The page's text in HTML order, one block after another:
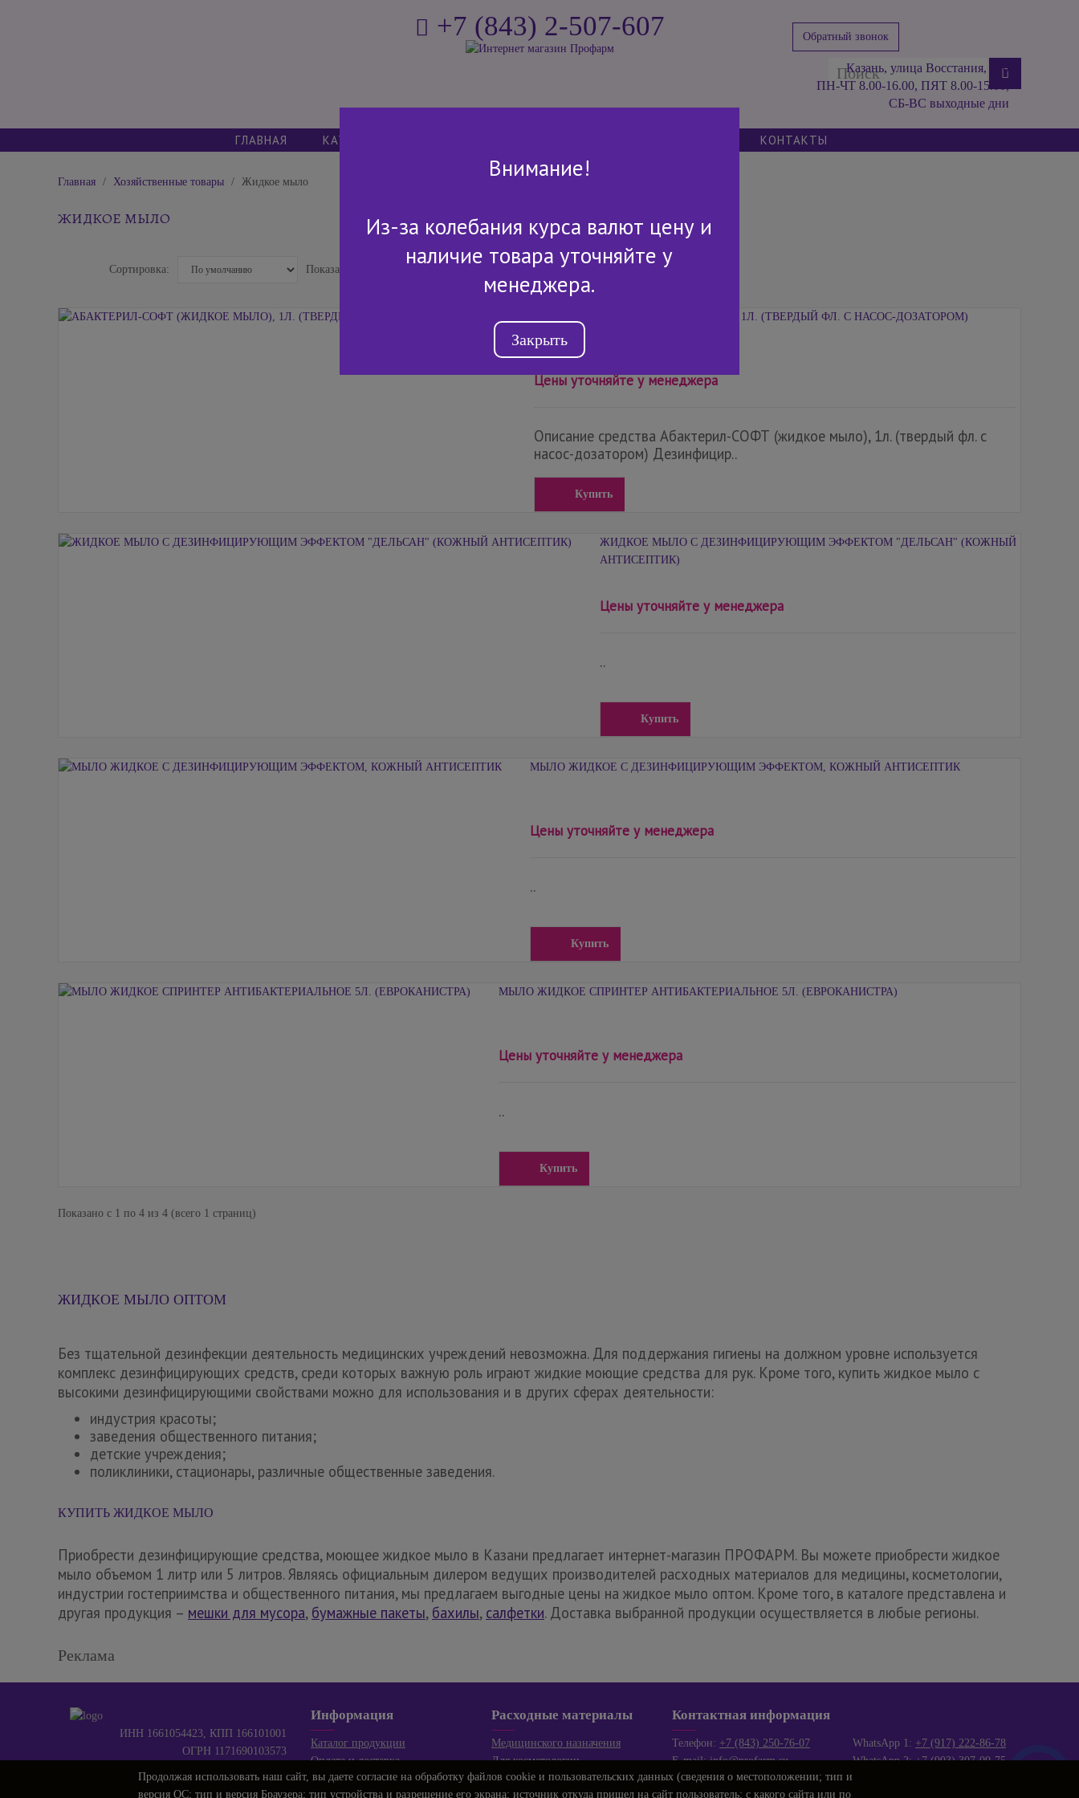
+7 (843) 2-507-607 Обратный звонок
Казань, улица Восстания, 100
ПН-ЧТ 8.00-16.00, ПЯТ 8.00-15.00,
СБ-ВС выходные дни
ГЛАВНАЯ КАТАЛОГ ПРОДУКЦИИ КОНТАКТЫ
Главная Хозяйственные товары Жидкое мыло
ЖИДКОЕ МЫЛО
Сортировка: Показать:
АБАКТЕРИЛ-СОФТ (ЖИДКОЕ МЫЛО), 1Л. (ТВЕРДЫЙ ФЛ. С НАСОС-ДОЗАТОРОМ)
Цены уточняйте у менеджера
Описание средства Абактерил-СОФТ (жидкое мыло), 1л. (твердый фл. с
насос-дозатором) Дезинфицир..
Купить
ЖИДКОЕ МЫЛО С ДЕЗИНФИЦИРУЮЩИМ ЭФФЕКТОМ "ДЕЛЬСАН" (КОЖНЫЙ
АНТИСЕПТИК)
Цены уточняйте у менеджера
..
Купить
МЫЛО ЖИДКОЕ С ДЕЗИНФИЦИРУЮЩИМ ЭФФЕКТОМ, КОЖНЫЙ АНТИСЕПТИК
Цены уточняйте у менеджера
..
Купить
МЫЛО ЖИДКОЕ СПРИНТЕР АНТИБАКТЕРИАЛЬНОЕ 5Л. (ЕВРОКАНИСТРА)
Цены уточняйте у менеджера
..
Купить
Показано с 1 по 4 из 4 (всего 1 страниц)
ЖИДКОЕ МЫЛО ОПТОМ
Без тщательной дезинфекции деятельность медицинских учреждений невозможна. Для поддержания гигиены на должном уровне используется
комплекс дезинфицирующих средств, среди которых важную роль играют жидкие моющие средства для рук. Кроме того, купить жидкое мыло с
высокими дезинфицирующими свойствами можно для использования и в других сферах деятельности:
индустрия красоты;
заведения общественного питания;
детские учреждения;
поликлиники, стационары, различные общественные заведения.
КУПИТЬ ЖИДКОЕ МЫЛО
Приобрести дезинфицирующие средства, моющее жидкое мыло в Казани предлагает интернет-магазин ПРОФАРМ. Вы можете приобрести жидкое
мыло объемом 1 литр или 5 литров. Являясь официальным дилером ведущих производителей расходных материалов для медицины, косметологии,
индустрии гостеприимства и общественного питания, мы предлагаем выгодные цены на жидкое мыло оптом. Кроме того, в каталоге представлена и
другая продукция – мешки для мусора, бумажные пакеты, бахилы, салфетки. Доставка выбранной продукции осуществляется в любые регионы.
Реклама
ИНН 1661054423, КПП 166101001
ОГРН 1171690103573
Купить 3D забор и заказать монтаж под
Информация
Каталог продукции
Оплата и доставка
О компании
Расходные материалы
Медицинского назначения
Для косметологии
Для сферы HoReCa
Контактная информация
Телефон: +7 (843) 250-76-07
E-mail:info@profarm.su
Режим работы:
WhatsApp 1: +7 (917) 222-86-78
WhatsApp 2:+7 (903) 307-09-75
Внимание!
Из-за колебания курса валют цену и
наличие товара уточняйте у
менеджера.
Закрыть
Продолжая использовать наш сайт, вы даете согласие на обработку файлов cookie и пользовательских данных (сведения о местоположении; тип и
версия ОС; тип и версия Браузера; тип устройства и разрешение его экрана; источник откуда пришел на сайт пользователь; с какого сайта или по